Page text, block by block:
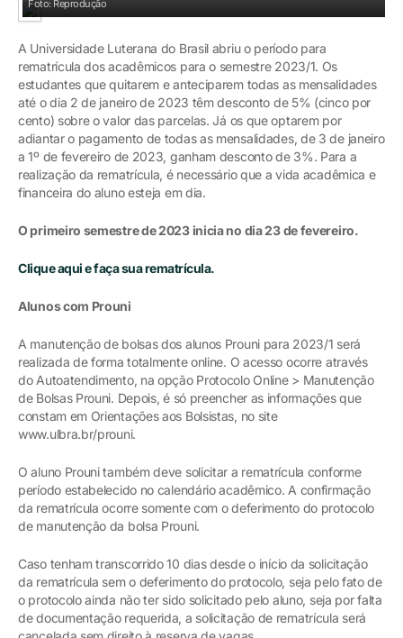
Foto: Reprodução
A Universidade Luterana do Brasil abriu o período para
rematrícula dos acadêmicos para o semestre 2023/1. Os
estudantes que quitarem e anteciparem todas as mensalidades
até o dia 2 de janeiro de 2023 têm desconto de 5% (cinco por
cento) sobre o valor das parcelas. Já os que optarem por
adiantar o pagamento de todas as mensalidades, de 3 de janeiro
a 1º de fevereiro de 2023, ganham desconto de 3%. Para a
realização da rematrícula, é necessário que a vida acadêmica e
financeira do aluno esteja em dia.
O primeiro semestre de 2023 inicia no dia 23 de fevereiro.
Clique aqui e faça sua rematrícula.
Alunos com Prouni
A manutenção de bolsas dos alunos Prouni para 2023/1 será
realizada de forma totalmente online. O acesso ocorre através
do Autoatendimento, na opção Protocolo Online > Manutenção
de Bolsas Prouni. Depois, é só preencher as informações que
constam em Orientações aos Bolsistas, no site
www.ulbra.br/prouni.
O aluno Prouni também deve solicitar a rematrícula conforme
período estabelecido no calendário acadêmico. A confirmação
da rematrícula ocorre somente com o deferimento do protocolo
de manutenção da bolsa Prouni.
Caso tenham transcorrido 10 dias desde o início da solicitação
da rematrícula sem o deferimento do protocolo, seja pelo fato de
o protocolo ainda não ter sido solicitado pelo aluno, seja por falta
de documentação requerida, a solicitação de rematrícula será